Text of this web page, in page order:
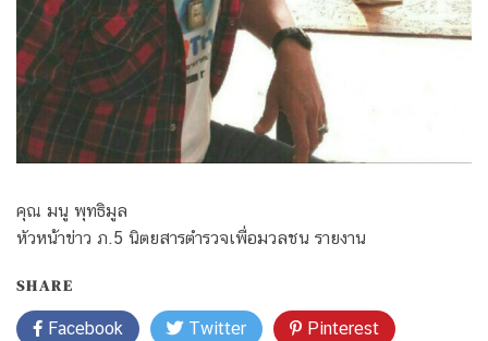
คุณ มนู พุทธิมูล
หัวหน้าข่าว ภ.5 นิตยสารตำรวจเพื่อมวลชน รายงาน
SHARE
Facebook Twitter Pinterest